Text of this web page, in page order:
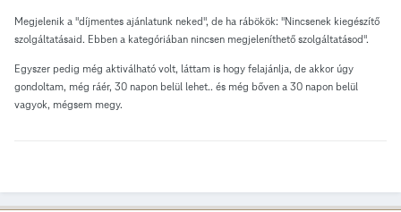
Megjelenik a "díjmentes ajánlatunk neked", de ha rábökök: "Nincsenek kiegészítő
szolgáltatásaid. Ebben a kategóriában nincsen megjeleníthető szolgáltatásod".
Egyszer pedig még aktiválható volt, láttam is hogy felajánlja, de akkor úgy
gondoltam, még ráér, 30 napon belül lehet.. és még bőven a 30 napon belül
vagyok, mégsem megy.